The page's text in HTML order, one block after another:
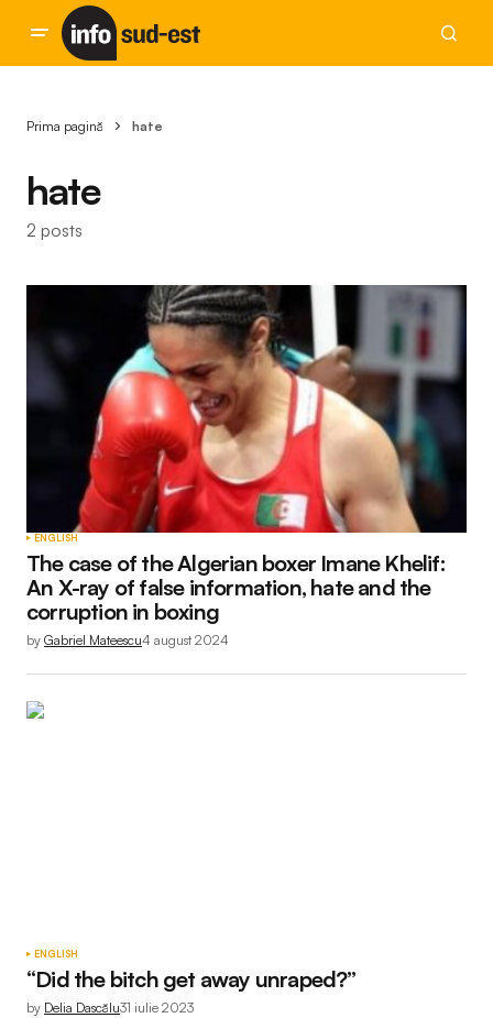
Prima pagină hate
hate
2 posts
ENGLISH
The case of the Algerian boxer Imane Khelif:
An X-ray of false information, hate and the
corruption in boxing
by Gabriel Mateescu4 august 2024
ENGLISH
“Did the bitch get away unraped?”
by Delia Dascălu31 iulie 2023